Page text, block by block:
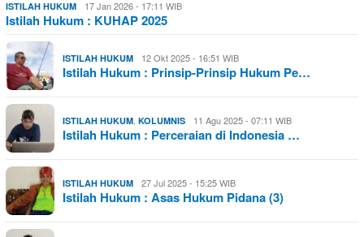
ISTILAH HUKUM 17 Jan 2026 - 17:11 WIB
Istilah Hukum : KUHAP 2025
ISTILAH HUKUM 12 Okt 2025 - 16:51 WIB
Istilah Hukum : Prinsip-Prinsip Hukum Pe…
ISTILAH HUKUM KOLUMNIS 11 Agu 2025 - 07:11 WIB
Istilah Hukum : Perceraian di Indonesia …
ISTILAH HUKUM 27 Jul 2025 - 15:25 WIB
Istilah Hukum : Asas Hukum Pidana (3)